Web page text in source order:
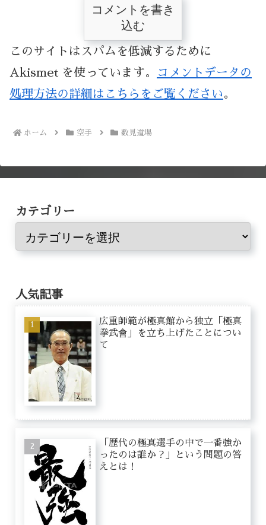
コメントを書き
込む
このサイトはスパムを低減するために
Akismet を使っています。
コメントデータの
処理方法の詳細はこちらをご覧ください 。
ホーム 空手 数見道場
カテゴリー
人気記事
広重師範が極真館から独立「極真
拳武會」を立ち上げたことについ
て
「歴代の極真選手の中で一番強か
ったのは誰か？」という問題の答
えとは！